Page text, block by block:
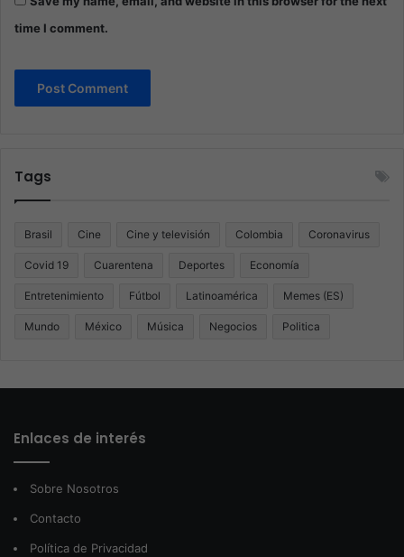
time I comment.
Tags
Brasil Cine Cine y televisión Colombia Coronavirus
Covid 19 Cuarentena Deportes Economía
Entretenimiento Fútbol Latinoamérica Memes (ES)
Mundo México Música Negocios Politica
Enlaces de interés
Sobre Nosotros
Contacto
Política de Privacidad